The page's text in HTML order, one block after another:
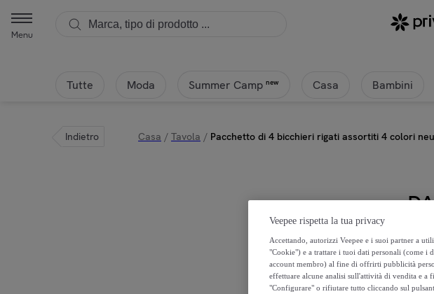
Menu
Tutte Moda Summer Camp new Casa Bambini
Indietro Casa / Tavola / Pacchetto di 4 bicchieri rigati assortiti 4 colori
14
Veepee rispetta la tua privacy
Accettando, autorizzi Veepee e i suoi partner a
"Cookie") e a trattare i tuoi dati personali (come
account membro) al fine di offrirti pubblicità
effettuare alcune analisi sull'attività di vendita e
"Configurare" o rifiutare tutto cliccando sul